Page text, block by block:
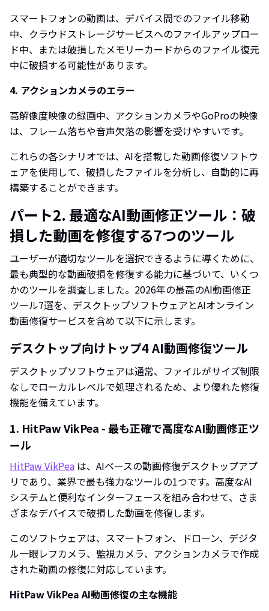
スマートフォンの動画は、デバイス間でのファイル移動
中、クラウドストレージサービスへのファイルアップロー
ド中、または破損したメモリーカードからのファイル復元
中に破損する可能性があります。
4. アクションカメラのエラー
高解像度映像の録画中、アクションカメラやGoProの映像
は、フレーム落ちや音声欠落の影響を受けやすいです。
これらの各シナリオでは、AIを搭載した動画修復ソフトウ
ェアを使用して、破損したファイルを分析し、自動的に再
構築することができます。
パート2. 最適なAI動画修正ツール：破
損した動画を修復する7つのツール
ユーザーが適切なツールを選択できるように導くために、
最も典型的な動画破損を修復する能力に基づいて、いくつ
かのツールを調査しました。2026年の最高のAI動画修正
ツール7選を、デスクトップソフトウェアとAIオンライン
動画修復サービスを含めて以下に示します。
デスクトップ向けトップ4 AI動画修復ツール
デスクトップソフトウェアは通常、ファイルがサイズ制限
なしでローカルレベルで処理されるため、より優れた修復
機能を備えています。
1. HitPaw VikPea - 最も正確で高度なAI動画修正ツ
ール
HitPaw VikPea は、AIベースの動画修復デスクトップアプ
リであり、業界で最も強力なツールの1つです。高度なAI
システムと便利なインターフェースを組み合わせて、さま
ざまなデバイスで破損した動画を修復します。
このソフトウェアは、スマートフォン、ドローン、デジタ
ル一眼レフカメラ、監視カメラ、アクションカメラで作成
された動画の修復に対応しています。
HitPaw VikPea AI動画修復の主な機能